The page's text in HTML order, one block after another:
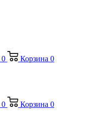
0 Корзина 0
0 Корзина 0